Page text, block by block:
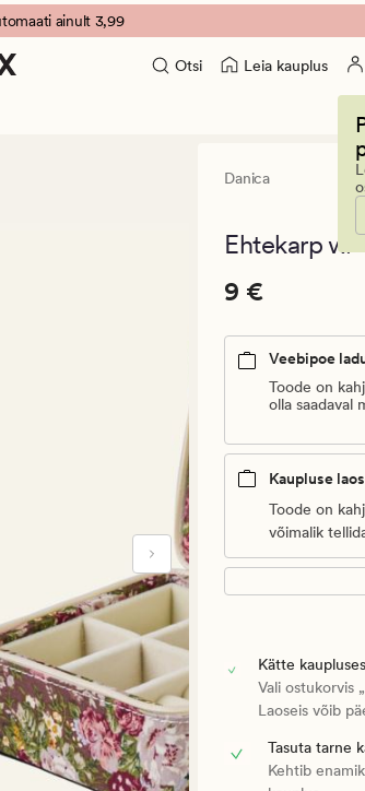
ainult 3,99
Otsi Leia kauplus
Danica
Ehtekarp w/
Pris_ee
€.
Vanlig
pris_ee
€
Pris_ee
9 €
Veebipoe
Toode on
olla saadaval
Kaupluse
Toode on
võimalik
Kätte
Vali ostukorvis
Laoseis võib
Tasuta tarne
Kehtib